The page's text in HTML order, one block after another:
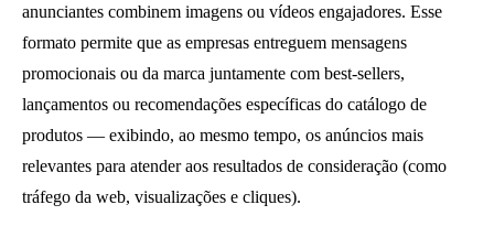
anunciantes combinem imagens ou vídeos engajadores. Esse
formato permite que as empresas entreguem mensagens
promocionais ou da marca juntamente com best-sellers,
lançamentos ou recomendações específicas do catálogo de
produtos — exibindo, ao mesmo tempo, os anúncios mais
relevantes para atender aos resultados de consideração (como
tráfego da web, visualizações e cliques).